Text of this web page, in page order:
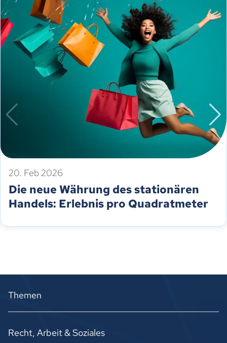
20. Feb 2026
Die neue Währung des stationären
Handels: Erlebnis pro Quadratmeter
Themen
Recht, Arbeit & Soziales